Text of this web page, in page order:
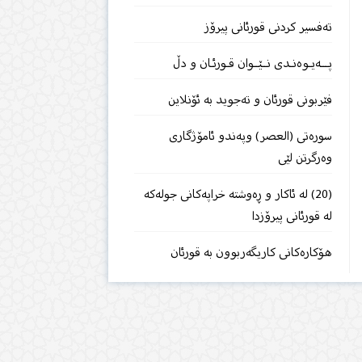
تەفسیر كردنی قورئانی پیرۆز
پـــەیـوەنـدی نــێــوان قـورئـان و دڵ
فێربونى قورئان و تەجوید بە ئۆنلاین
سورەتی (العصر) وپەندو ئامۆژگاری
وەرگرتن لێی
(20) لە ئاکار و ڕەوشتە خراپەکانی جولەکە
لە قورئانی پیرۆزدا
هۆكارەكانی كاریگەربوون بە قورئان